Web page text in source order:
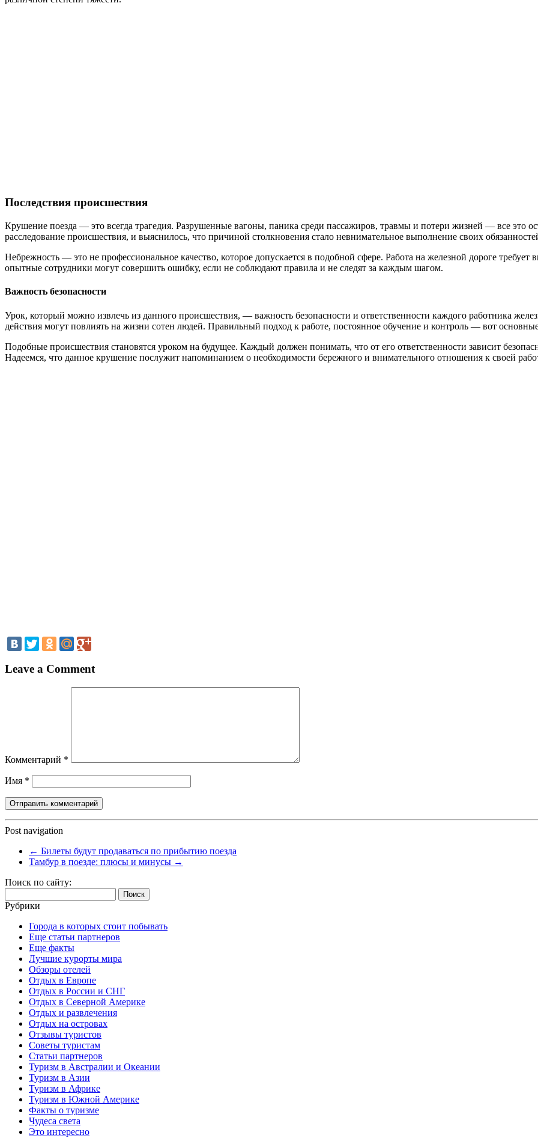
Последствия происшествия
Крушение поезда — это всегда трагедия. Разрушенные вагоны, паника среди пассажиров, травмы и потери жизней — все это
расследование происшествия, и выяснилось, что причиной столкновения стало невнимательное выполнение своих
Небрежность — это не профессиональное качество, которое допускается в подобной сфере. Работа на железной дороге
опытные сотрудники могут совершить ошибку, если не соблюдают правила и не следят за каждым шагом.
Важность безопасности
Урок, который можно извлечь из данного происшествия, — важность безопасности и ответственности каждого работника
действия могут повлиять на жизни сотен людей. Правильный подход к работе, постоянное обучение и контроль — вот
Подобные происшествия становятся уроком на будущее. Каждый должен понимать, что от его ответственности зависит
Надеемся, что данное крушение послужит напоминанием о необходимости бережного и внимательного отношения к своей
Leave a Comment
Комментарий *
Имя *
Post navigation
← Билеты будут продаваться по прибытию поезда
Тамбур в поезде: плюсы и минусы →
Поиск по сайту:
Рубрики
Города в которых стоит побывать
Еще статьи партнеров
Еще факты
Лучшие курорты мира
Обзоры отелей
Отдых в Европе
Отдых в России и СНГ
Отдых в Северной Америке
Отдых и развлечения
Отдых на островах
Отзывы туристов
Советы туристам
Статьи партнеров
Туризм в Австралии и Океании
Туризм в Азии
Туризм в Африке
Туризм в Южной Америке
Факты о туризме
Чудеса света
Это интересно